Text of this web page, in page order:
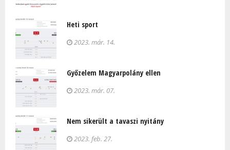
Heti sport
2023. már. 14.
Győzelem Magyarpolány ellen
2023. már. 07.
Nem sikerült a tavaszi nyitány
2023. feb. 27.